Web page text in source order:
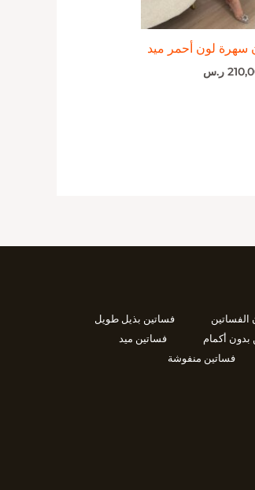
سهرة لون أحمر ميد
ر.س
فساتين بذيل طويل
بدون أكمام
فساتين ميد
فساتين منفوشة